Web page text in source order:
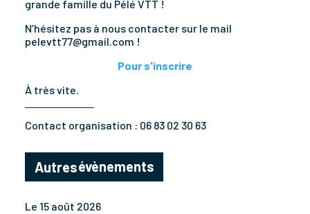
grande famille du Pélé VTT !
N’hésitez pas à nous contacter sur le mail
pelevtt77@gmail.com !
Pour s'inscrire
À très vite.
Contact organisation : 06 83 02 30 63
Autresévènements
Le 15 août 2026